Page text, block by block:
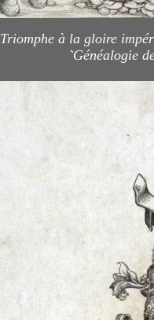
Triomphe à la gloire
`Généalogie